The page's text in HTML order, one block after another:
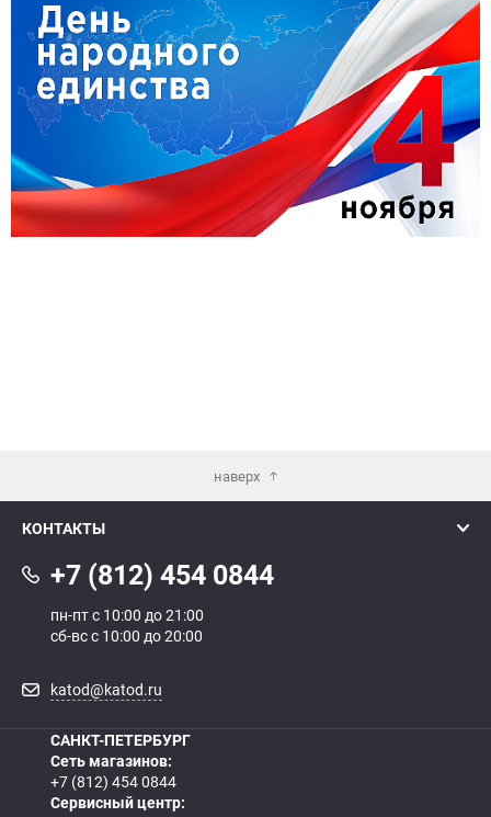
наверх
КОНТАКТЫ
+7 (812) 454 0844
пн-пт с 10:00 до 21:00
сб-вс с 10:00 до 20:00
katod@katod.ru
САНКТ-ПЕТЕРБУРГ
Сеть магазинов:
+7 (812) 454 0844
Сервисный центр: